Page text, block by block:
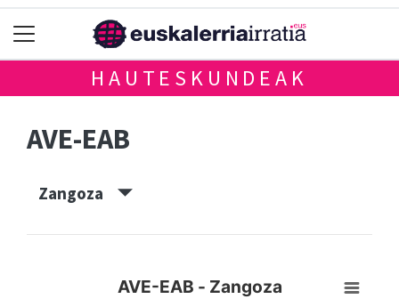
HAUTESKUNDEAK
AVE-EAB
Zangoza
AVE-EAB - Zangoza